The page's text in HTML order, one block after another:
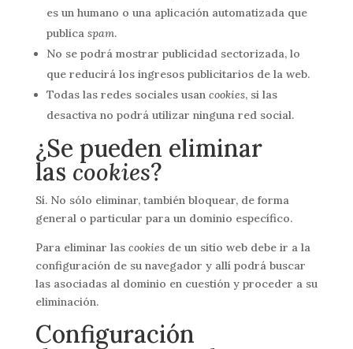
es un humano o una aplicación automatizada que
publica spam.
No se podrá mostrar publicidad sectorizada, lo
que reducirá los ingresos publicitarios de la web.
Todas las redes sociales usan cookies, si las
desactiva no podrá utilizar ninguna red social.
¿Se pueden eliminar
las cookies?
Sí. No sólo eliminar, también bloquear, de forma
general o particular para un dominio específico.
Para eliminar las cookiesde un sitio web debe ir a la
configuración de su navegador y allí podrá buscar
las asociadas al dominio en cuestión y proceder a su
eliminación.
Configuración